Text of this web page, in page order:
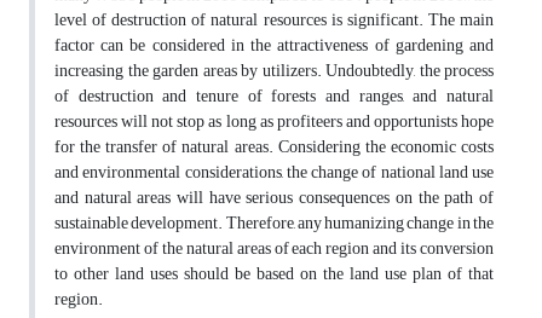
level of destruction of natural resources is significant. The main
factor can be considered in the attractiveness of gardening and
increasing the garden areas by utilizers. Undoubtedly, the process
of destruction and tenure of forests and ranges, and natural
resources will not stop as long as profiteers and opportunists hope
for the transfer of natural areas. Considering the economic costs
and environmental considerations, the change of national land use
and natural areas will have serious consequences on the path of
sustainable development. Therefore, any humanizing change in the
environment of the natural areas of each region and its conversion
to other land uses should be based on the land use plan of that
region.